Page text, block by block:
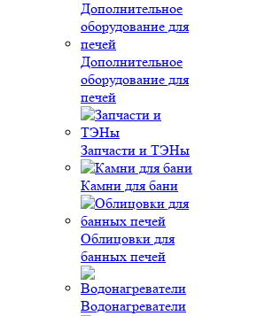
Дополнительное
оборудование для
печей
Запчасти и ТЭНы
Камни для бани
Облицовки для
банных печей
Водонагреватели